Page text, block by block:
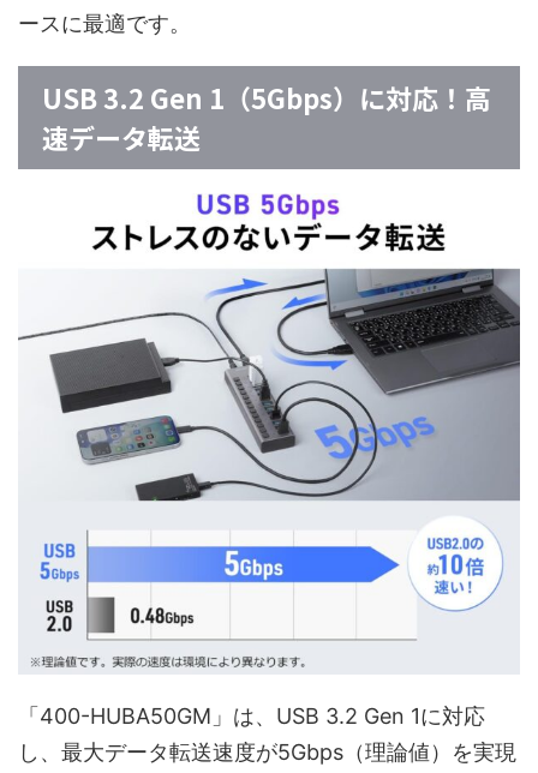
ースに最適です。
USB 3.2 Gen 1（5Gbps）に対応！高
速データ転送
「400-HUBA50GM」は、USB 3.2 Gen 1に対応
し、最大データ転送速度が5Gbps（理論値）を実現